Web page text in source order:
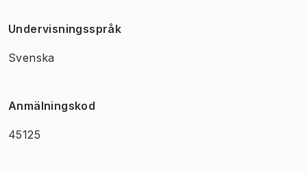
Undervisningsspråk
Svenska
Anmälningskod
45125